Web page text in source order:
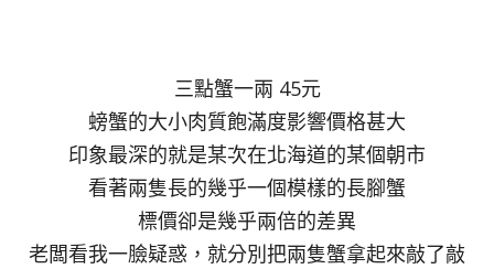
三點蟹一兩 45元
螃蟹的大小肉質飽滿度影響價格甚大
印象最深的就是某次在北海道的某個朝市
看著兩隻長的幾乎一個模樣的長腳蟹
標價卻是幾乎兩倍的差異
老闆看我一臉疑惑，就分別把兩隻蟹拿起來敲了敲